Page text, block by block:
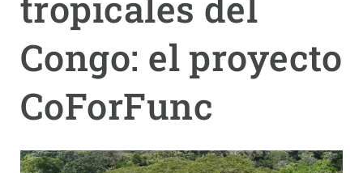
Congo: el proyecto
CoForFunc